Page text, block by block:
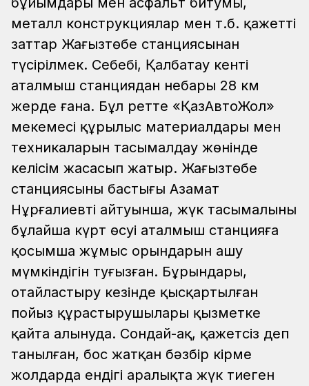
металл конструкциялар мен т.б. қажетті
заттар Жаңғызтөбе станциясынан
түсірілмек. Себебі, Қалбатау кенті
аталмыш станциядан небары 28 км
жерде ғана. Бұл ретте «ҚазАвтоЖол»
мекемесі құрылыс материалдары мен
техникаларын тасымалдау жөнінде
келісім жасасып жатыр. Жаңғызтөбе
станциясының бастығы Азамат
Нұрғалиевтің айтуынша, жүк тасымалының
бұлайша күрт өсуі аталмыш станцияға
қосымша жұмыс орындарын ашу
мүмкіндігін туғызған. Бұрындары,
оңтайластыру кезінде қысқартылған
пойыз құрастырушылары қызметке
қайта алынуда. Сондай-ақ, қажетсіз деп
танылған, бос жатқан бәзбір кірме
жолдарда ендігі аралықта жүк тиеген